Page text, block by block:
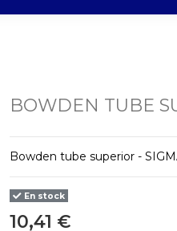
BOWDEN TUBE
Bowden tube superior -
En stock
10,41 €